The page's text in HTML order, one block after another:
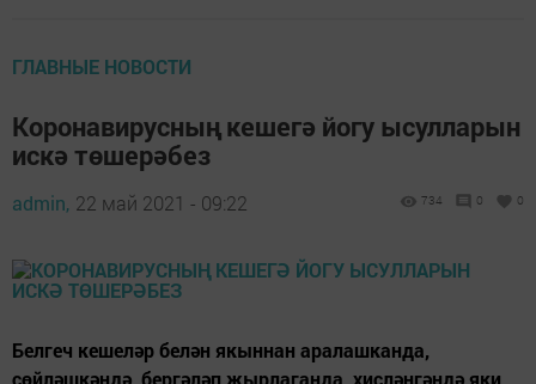
ГЛАВНЫЕ НОВОСТИ
Коронавирусның кешегә йогу ысулларын
искә төшерәбез
admin, 22 май 2021 - 09:22 734 0 0
Белгеч кешеләр белән якыннан аралашканда,